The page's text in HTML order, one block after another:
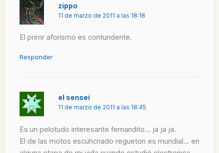
zippo
11 de marzo de 2011 a las 18:18
El primr aforismo es contundente.
Responder
el sensei
11 de marzo de 2011 a las 18:45
Es un pelotudo interesante fernandito… ja ja ja.
El de las motos escuhcnado regueton es mundial… en